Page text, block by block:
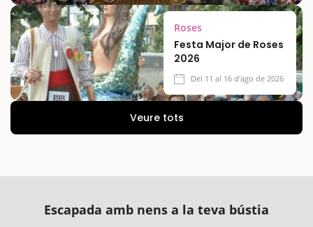
Roses
Festa Major de Roses
2026
Del 11 al 16 d'ago de 2026
Veure tots
Escapada amb nens a la teva bústia